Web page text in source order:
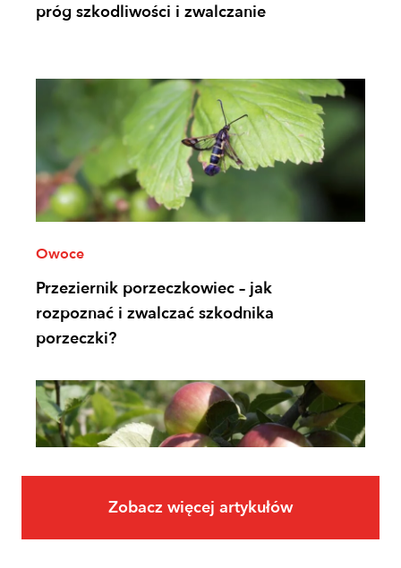
próg szkodliwości i zwalczanie
Owoce
Przeziernik porzeczkowiec – jak
rozpoznać i zwalczać szkodnika
porzeczki?
Zobacz więcej artykułów